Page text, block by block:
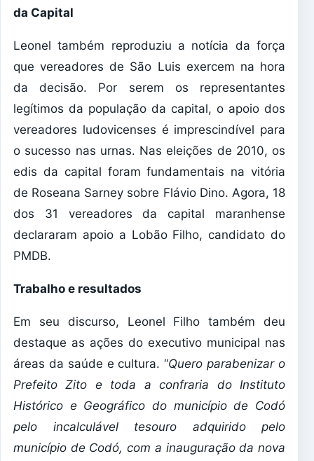
da Capital
Leonel também reproduziu a notícia da força
que vereadores de São Luis exercem na hora
da decisão. Por serem os representantes
legítimos da população da capital, o apoio dos
vereadores ludovicenses é imprescindível para
o sucesso nas urnas. Nas eleições de 2010, os
edis da capital foram fundamentais na vitória
de Roseana Sarney sobre Flávio Dino. Agora, 18
dos 31 vereadores da capital maranhense
declararam apoio a Lobão Filho, candidato do
PMDB.
Trabalho e resultados
Em seu discurso, Leonel Filho também deu
destaque as ações do executivo municipal nas
áreas da saúde e cultura. “Quero parabenizar o
Prefeito Zito e toda a confraria do Instituto
Histórico e Geográfico do município de Codó
pelo incalculável tesouro adquirido pelo
município de Codó, com a inauguração da nova